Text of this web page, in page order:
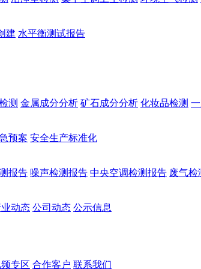
建 水平衡测试报告
测 金属成分分析 矿石成分分析 化妆品检测
预案 安全生产标准化
报告 噪声检测报告 中央空调检测报告 废气检
动态 公司动态 公示信息
专区 合作客户 联系我们